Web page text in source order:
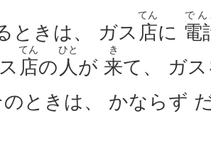
ときは、 ガス 店
てん
に 電
でん
店
てん
の 人
ひと
が 来
き
て、 ガ
ときは、 かならず